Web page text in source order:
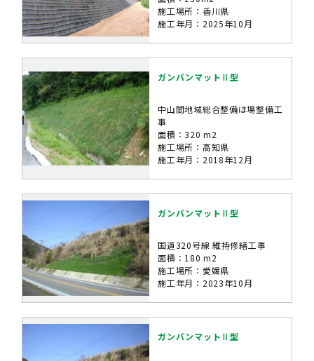
施工場所：香川県
施工年月：2025年10月
ガンバンマットⅡ型
中山間地域総合整備ほ場整備工
事
面積：320 m2
施工場所：高知県
施工年月：2018年12月
ガンバンマットⅡ型
国道320号線 維持修繕工事
面積：180 m2
施工場所：愛媛県
施工年月：2023年10月
ガンバンマットⅡ型